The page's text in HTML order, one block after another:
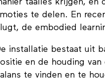
taalles krijgen, en
te delen. En
de embodied
installatie bestaat uit
en de houding
te vinden en te